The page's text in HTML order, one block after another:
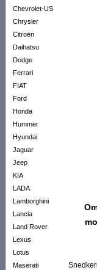
Chevrolet-US
Chrysler
Citroën
Daihatsu
Dodge
Ferrari
FIAT
Ford
Honda
Hummer
Hyundai
Jaguar
Jeep
KIA
LADA
Lamborghini
Lancia
Land Rover
Lexus
Lotus
Maserati